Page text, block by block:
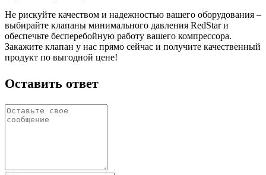
Не рискуйте качеством и надежностью вашего оборудования –
выбирайте клапаны минимального давления RedStar и
обеспечьте бесперебойную работу вашего компрессора.
Закажите клапан у нас прямо сейчас и получите качественный
продукт по выгодной цене!
Оставить ответ